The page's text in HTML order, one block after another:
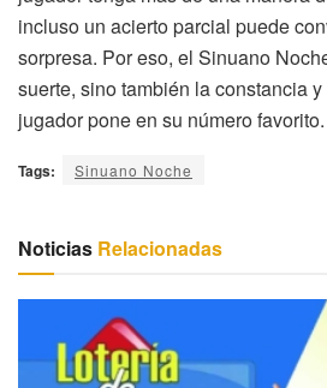
incluso un acierto parcial puede
sorpresa. Por eso, el Sinuano
suerte, sino también la constancia
jugador pone en su número favorito.
Tags: Sinuano Noche
Noticias Relacionadas